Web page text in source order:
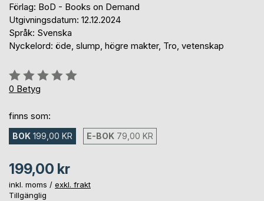
Förlag: BoD - Books on Demand
Utgivningsdatum: 12.12.2024
Språk: Svenska
Nyckelord: öde, slump, högre makter, Tro, vetenskap
Betyg::
0%
0 Betyg
finns som:
BOK 199,00 KR E-BOK 79,00 KR
199,00 kr
inkl. moms / exkl. frakt
Tillgänglig